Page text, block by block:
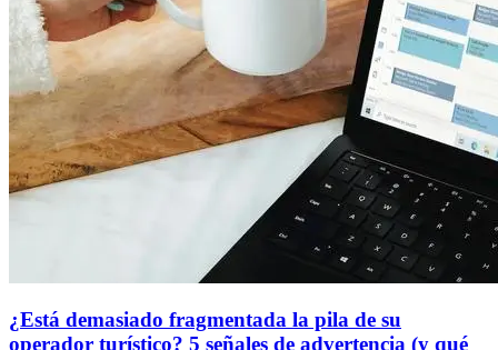
¿Está demasiado fragmentada la pila de su
operador turístico? 5 señales de advertencia (y qué